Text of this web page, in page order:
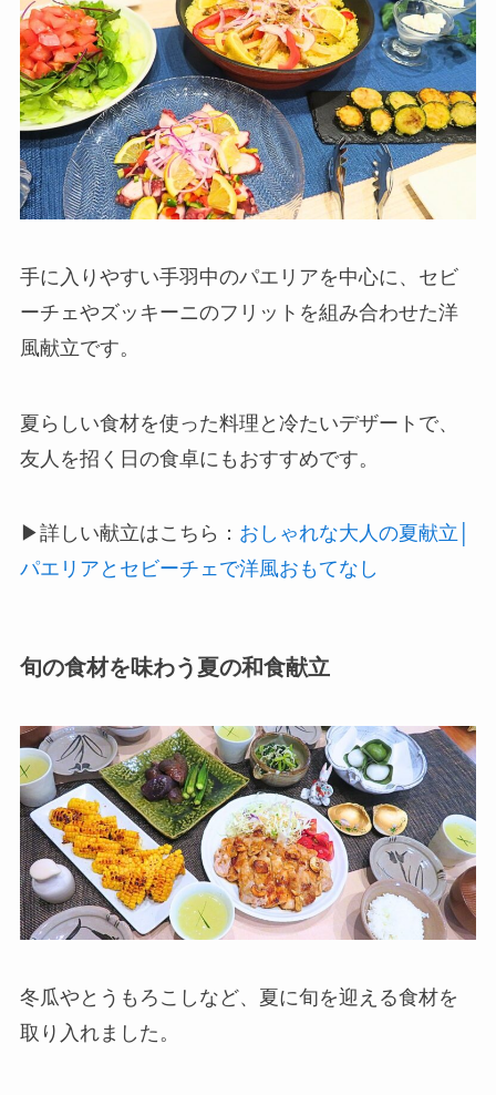
手に入りやすい手羽中のパエリアを中心に、セビ
ーチェやズッキーニのフリットを組み合わせた洋
風献立です。
夏らしい食材を使った料理と冷たいデザートで、
友人を招く日の食卓にもおすすめです。
▶詳しい献立はこちら： おしゃれな大人の夏献立│
パエリアとセビーチェで洋風おもてなし
旬の食材を味わう夏の和食献立
冬瓜やとうもろこしなど、夏に旬を迎える食材を
取り入れました。